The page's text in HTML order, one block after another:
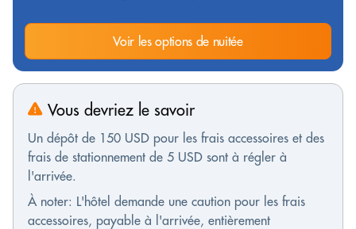
Voir les options de nuitée
Vous devriez le savoir
Un dépôt de 150 USD pour les frais accessoires et des
frais de stationnement de 5 USD sont à régler à
l'arrivée.
À noter: L'hôtel demande une caution pour les frais
accessoires, payable à l'arrivée, entièrement